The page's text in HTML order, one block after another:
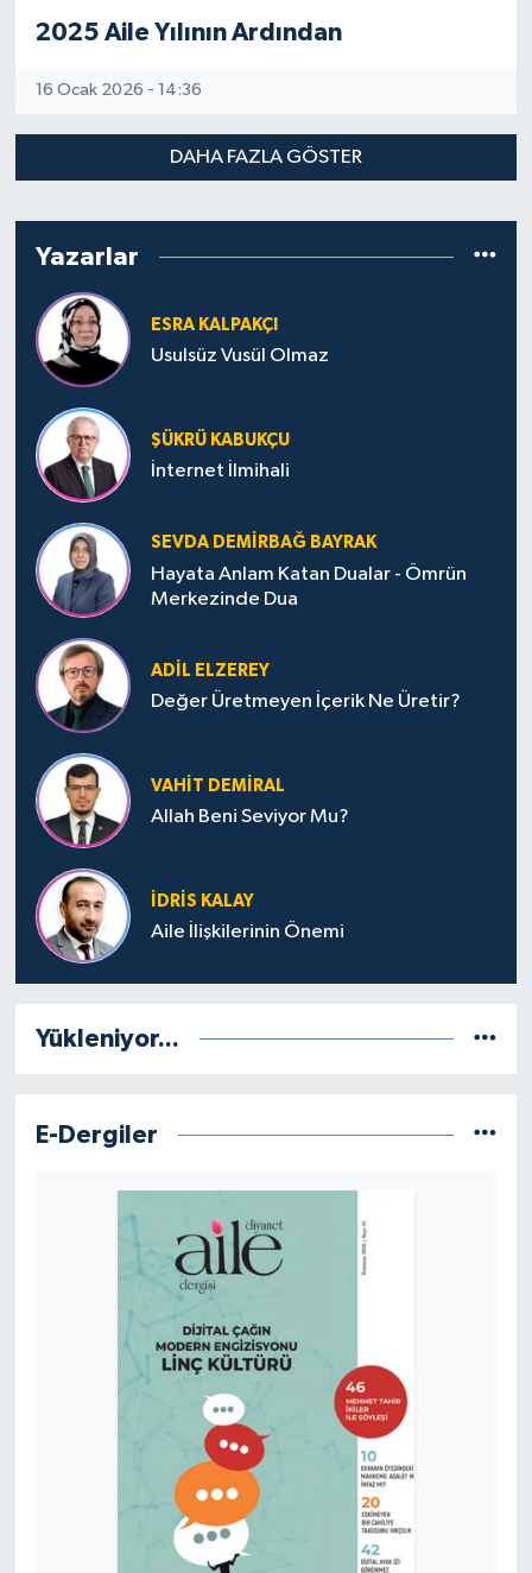
2025 Aile Yılının Ardından
16 Ocak 2026 - 14:36
DAHA FAZLA GÖSTER
Yazarlar
ESRA KALPAKÇI
Usulsüz Vusül Olmaz
ŞÜKRÜ KABUKÇU
İnternet İlmihali
SEVDA DEMIRBAĞ BAYRAK
Hayata Anlam Katan Dualar - Ömrün
Merkezinde Dua
ADIL ELZEREY
Değer Üretmeyen İçerik Ne Üretir?
VAHIT DEMIRAL
Allah Beni Seviyor Mu?
İDRIS KALAY
Aile İlişkilerinin Önemi
Yükleniyor...
E-Dergiler
Konya Müftülüğü
Malatya Müftülüğü
Mardin Müftülüğü
Mersin Müftülüğü
Muğla Müftülüğü
Muş Müftülüğü
Nevşehir Müftülüğü
Niğde Müftülüğü
Ordu Müftülüğü
Osmaniye Müftülüğü
Rize Müftülüğü
Sakarya Müftülüğü
Samsun Müftülüğü
Siirt Müftülüğü
Şanlıurfa Müftülüğü
Tekirdağ Müftülüğü
Tokat Müftülüğü
Trabzon Müftülüğü
Tunceli Müftülüğü
Uşak Müftülüğü
Van Müftülüğü